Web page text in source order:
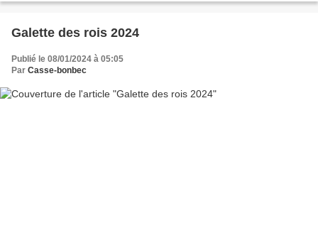
Galette des rois 2024
Publié le 08/01/2024 à 05:05
Par Casse-bonbec